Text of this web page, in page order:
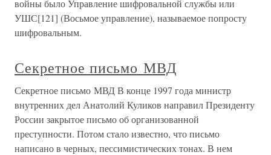
войны было Управление шифровальной службы или
УШС[121] (Восьмое управление), называемое попросту
шифровальным.
Секретное письмо МВД
Секретное письмо МВД В конце 1997 года министр
внутренних дел Анатолий Куликов направил Президенту
России закрытое письмо об организованной
преступности. Потом стало известно, что письмо
написано в черных, пессимистических тонах. В нем